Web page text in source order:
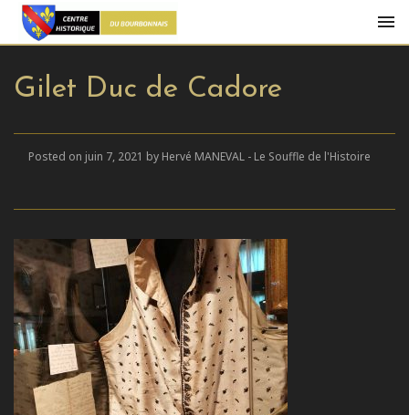
Gilet Duc de Cadore
Posted on juin 7, 2021 by Hervé MANEVAL - Le Souffle de l'Histoire